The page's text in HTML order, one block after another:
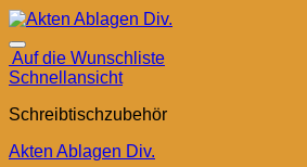
Auf die Wunschliste
Schnellansicht
Schreibtischzubehör
Akten Ablagen Div.